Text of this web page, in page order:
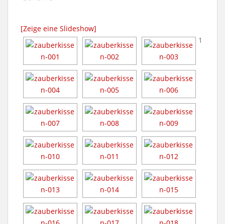
[Zeige eine Slideshow]
1